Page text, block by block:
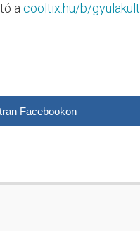
a cooltix.hu/b/gyulakult
Facebookon